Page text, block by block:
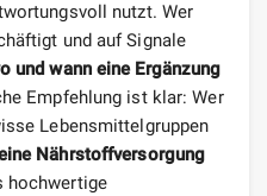
nutzt. Wer
und auf Signale
und wann eine Ergänzung
Empfehlung ist klar: Wer
Lebensmittelgruppen
Nährstoffversorgung
hochwertige